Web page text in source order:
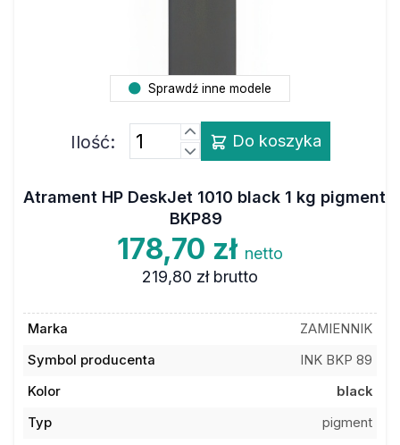
Sprawdź inne modele
Ilość: Do koszyka
Atrament HP DeskJet 1010 black 1 kg pigment
BKP89
178,70 zł netto
219,80 zł brutto
Marka
ZAMIENNIK
Symbol producenta
INK BKP 89
Kolor
black
Typ
pigment